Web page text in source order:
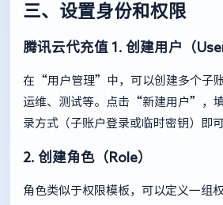
三、设置身份和权限
腾讯云代充值 1. 创建用户（User
在“用户管理”中，可以创建多个子账
运维、测试等。点击“新建用户”，
录方式（子账户登录或临时密钥）即可
2. 创建角色（Role）
角色类似于权限模板，可以定义一组